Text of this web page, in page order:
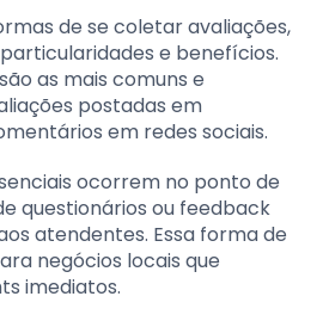
de se coletar avaliações,
e benefícios.
as mais comuns e
postadas em
em redes sociais.
ocorrem no ponto de
questionários ou feedback
atendentes. Essa forma de
negócios locais que
imediatos.